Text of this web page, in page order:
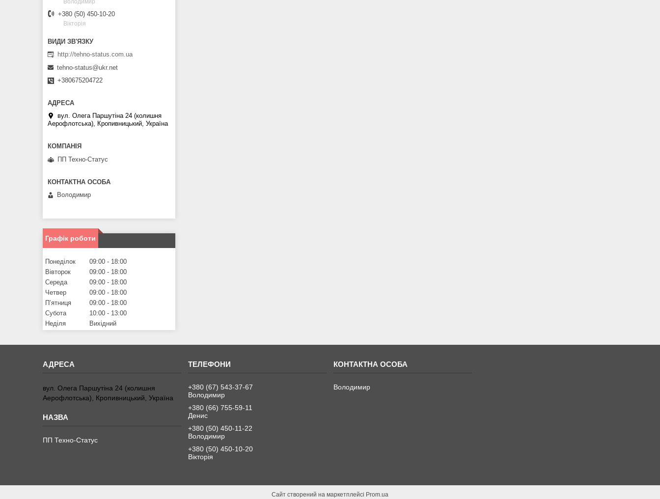
Володимир
+380 (50) 450-10-20
Вікторія
http://tehno-status.com.ua
tehno-status@ukr.net
+380675204722
вул. Олега Паршутіна 24 (колишня
Аерофлотська), Кропивницький, Україна
ПП Техно-Статус
Володимир
Графік роботи
Понеділок 09:00
18:00
Вівторок
09:00
18:00
Середа
09:00
18:00
Четвер
09:00
18:00
Пʼятниця
09:00
18:00
Субота
10:00
13:00
Неділя
Вихідний
вул. Олега Паршутіна 24 (колишня
Аерофлотська), Кропивницький, Україна
ПП Техно-Статус
+380 (67) 543-37-67
Володимир
+380 (66) 755-59-11
Денис
+380 (50) 450-11-22
Володимир
+380 (50) 450-10-20
Вікторія
Володимир
Сайт створений на маркетплейсі Prom.ua